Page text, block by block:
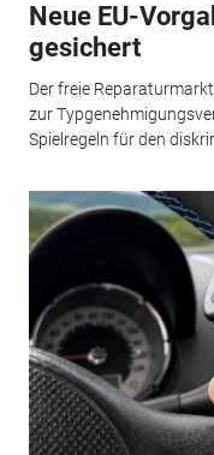
Neue EU-
gesichert
Der freie
zur
Spielregeln für den